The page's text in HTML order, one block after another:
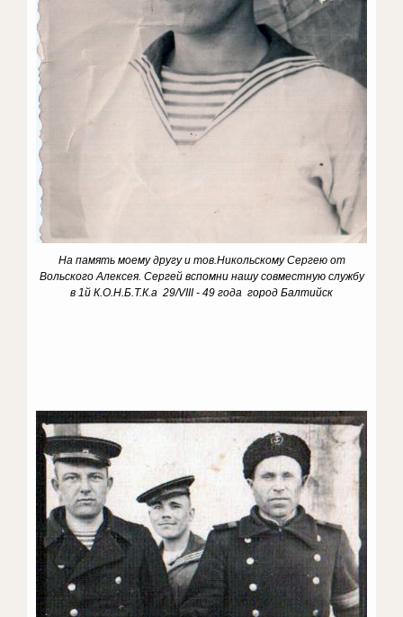
На память моему другу и тов.Никольскому Сергею от
Вольского Алексея. Сергей вспомни нашу совместную службу
в 1й К.О.Н.Б.Т.К.а 29/VIII - 49 года город Балтийск